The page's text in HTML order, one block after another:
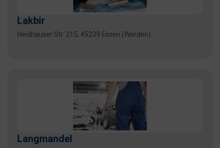
Lakbir
Heidhauser Str. 215, 45239 Essen (Werden)
Langmandel